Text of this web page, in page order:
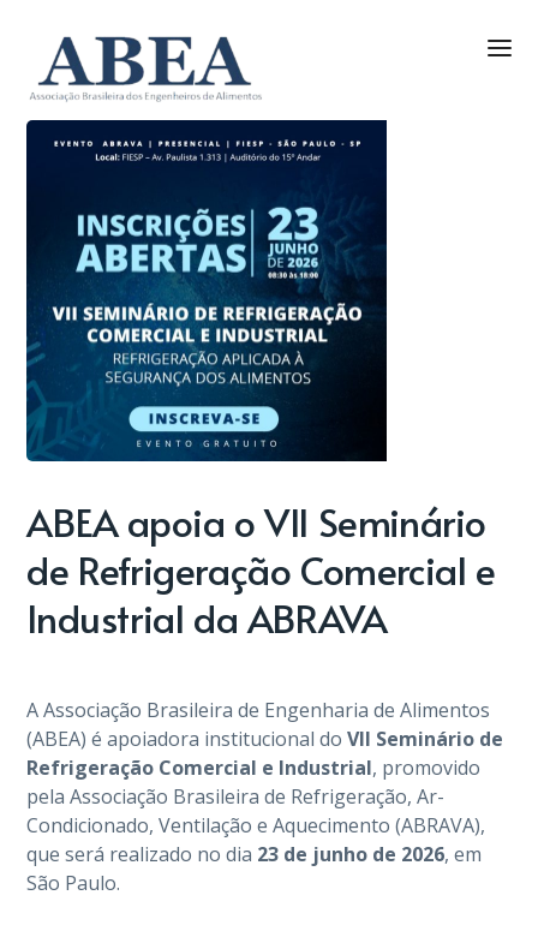
ABEA apoia o VII Seminário
de Refrigeração Comercial e
Industrial da ABRAVA
A Associação Brasileira de Engenharia de Alimentos
(ABEA) é apoiadora institucional doVII Seminário de
Refrigeração Comercial e Industrial, promovido
pela Associação Brasileira de Refrigeração, Ar-
Condicionado, Ventilação e Aquecimento (ABRAVA),
que será realizado no dia 23 de junho de 2026, em
São Paulo.